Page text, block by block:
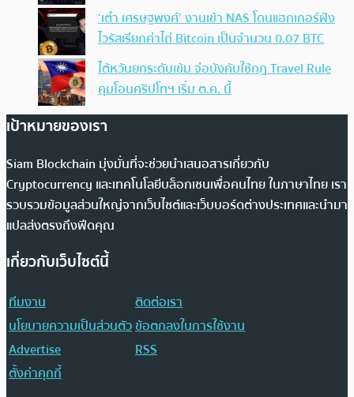
‘เต๋า เศรษฐพงศ์’ งานเข้า NAS โดนแฮกเกอร์ฝัง
ไวรัสเรียกค่าไถ่ Bitcoin เป็นจำนวน 0.07 BTC
ไต้หวันยกระดับเข้ม จ่อบังคับใช้กฏ Travel Rule
คุมโอนคริปโทฯ เริ่ม ต.ค. นี้
เป้าหมายของเรา
Siam Blockchain มุ่งมั่นที่จะช่วยนำเสนอสารเกี่ยวกับ
Cryptocurrency และเทคโนโลยีบล็อกเชนเพื่อคนไทย ในภาษาไทย เรา
รวบรวมข้อมูลส่วนใหญ่จากเว็บไซต์และเว็บบอร์ดต่างประเทศและนำมา
แปลส่งตรงถึงฟีดคุณ
เกี่ยวกับเว็บไซต์นี้
ทีมงาน
ติดต่อเรา
นโยบายความเป็นส่วนตัวข้อตกลงในการใช้งาน
Advertise
RSS
ตั้งค่าคุกกี้